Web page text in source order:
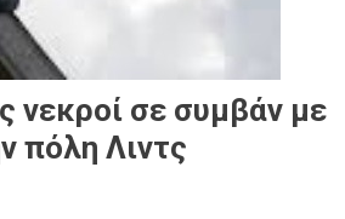
νεκροί σε συμβάν με
πόλη Λιντς